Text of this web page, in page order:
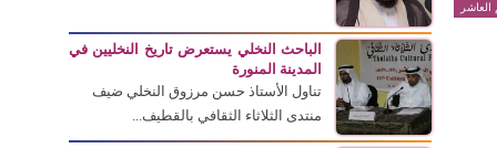
الباحث النخلي يستعرض تاريخ النخليين في
المدينة المنورة
تناول الأستاذ حسن مرزوق النخلي ضيف
منتدى الثلاثاء الثقافي بالقطيف...